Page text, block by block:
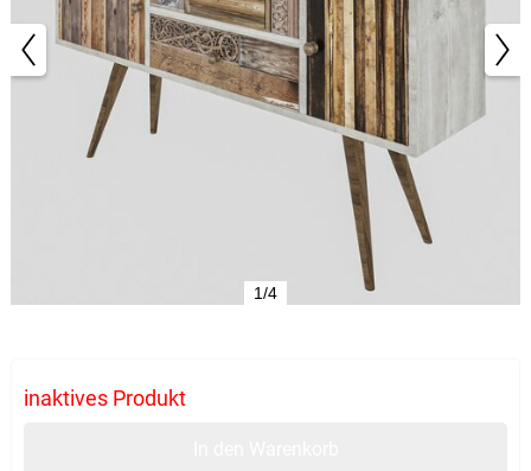
1/4
inaktives Produkt